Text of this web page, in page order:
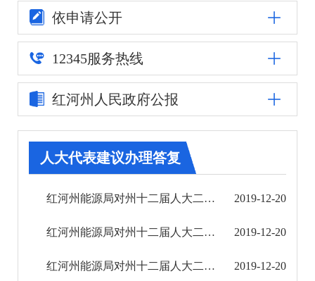
自然资源
公安司法
重点领域信息公开
权责清单
依申请公开
12345服务热线
红河州人民政府公报
人大代表建议办理答复
红河州能源局对州十二届人大二次会议第0188号建议的答复 2019-12-20
红河州能源局对州十二届人大二次会议第0007号建议的答复 2019-12-20
红河州能源局对州十二届人大二次会议第0033号建议的答复 2019-12-20